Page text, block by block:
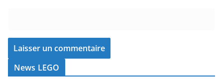
News LEGO